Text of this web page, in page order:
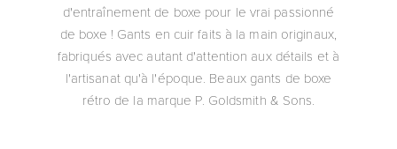
d'entraînement de boxe pour le vrai passionné
de boxe ! Gants en cuir faits à la main originaux,
fabriqués avec autant d'attention aux détails et à
l'artisanat qu'à l'époque. Beaux gants de boxe
rétro de la marque P. Goldsmith & Sons.